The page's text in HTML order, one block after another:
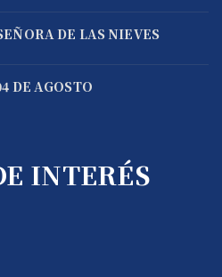
DE LAS NIEVES
DE AGOSTO
INTERÉS